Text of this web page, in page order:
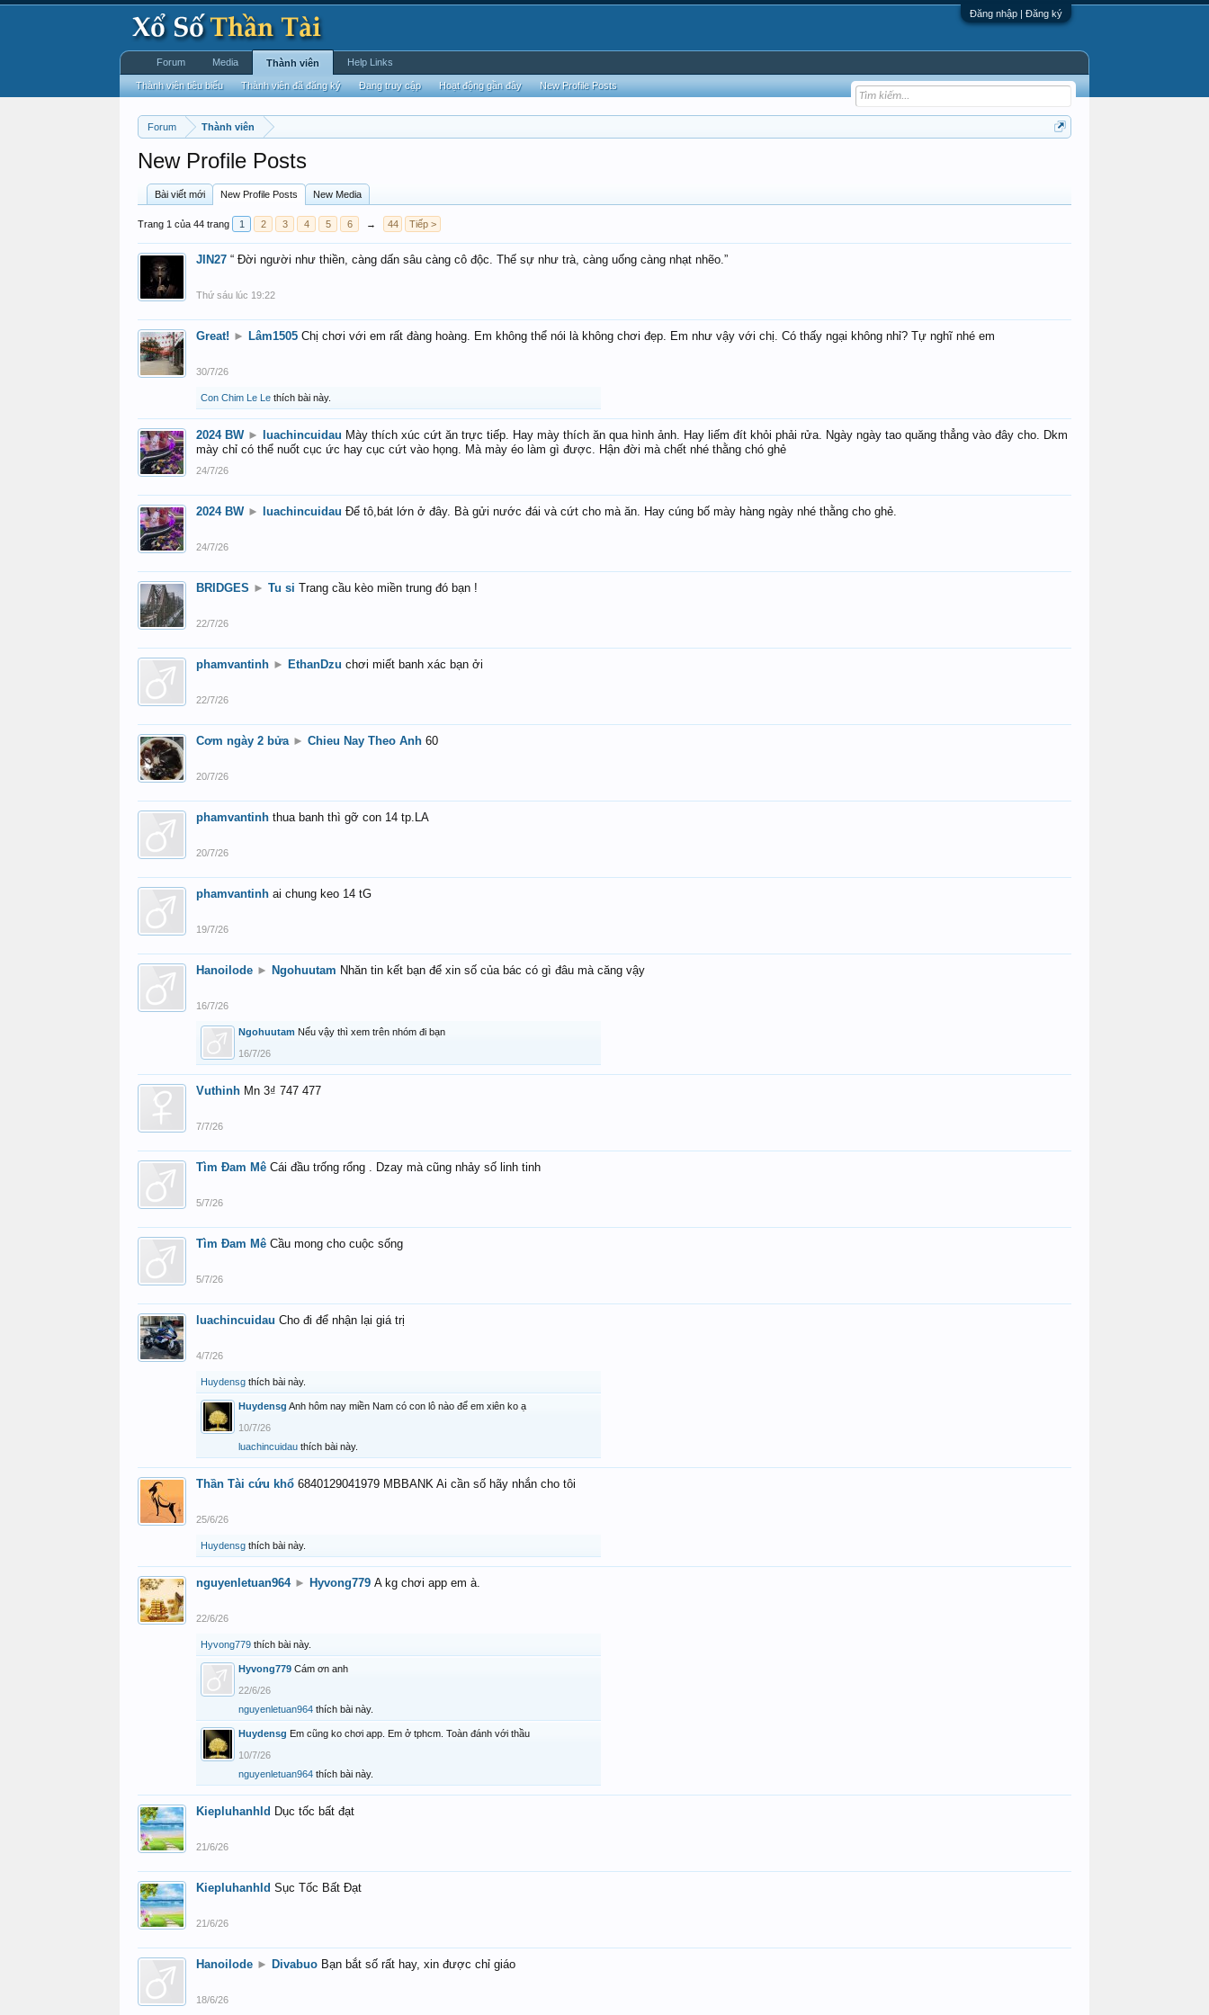
Đăng nhập | Đăng ký
Forum Thành viên
New Profile Posts
Bài viết mới New Profile Posts New Media
Trang 1 của 44 trang 1 2 3 4 5 6 → 44 Tiếp >
JIN27 “ Đời người như thiền, càng dấn sâu càng cô độc. Thế sự như trà, càng uống càng nhạt nhẽo.”
Thứ sáu lúc 19:22
Great! ► Lâm1505 Chị chơi với em rất đàng hoàng. Em không thể nói là không chơi đẹp. Em như vậy với chị. Có thấy ngại không nhỉ? Tự nghĩ nhé em
30/7/26
Con Chim Le Le thích bài này.
2024 BW ► luachincuidau Mày thích xúc cứt ăn trực tiếp. Hay mày thích ăn qua hình ảnh. Hay liếm đít khỏi phải rửa. Ngày ngày tao quăng thẳng vào đây cho. Dkm
mày chỉ có thể nuốt cục ức hay cục cứt vào họng. Mà mày éo làm gì được. Hận đời mà chết nhé thằng chó ghẻ
24/7/26
2024 BW ► luachincuidau Để tô,bát lớn ở đây. Bà gửi nước đái và cứt cho mà ăn. Hay cúng bố mày hàng ngày nhé thằng cho ghẻ.
24/7/26
BRIDGES ► Tu si Trang cầu kèo miền trung đó bạn !
22/7/26
phamvantinh ► EthanDzu chơi miết banh xác bạn ởi
22/7/26
Cơm ngày 2 bửa ► Chieu Nay Theo Anh 60
20/7/26
phamvantinh thua banh thì gỡ con 14 tp.LA
20/7/26
phamvantinh ai chung keo 14 tG
19/7/26
Hanoilode ► Ngohuutam Nhăn tin kết bạn để xin số của bác có gì đâu mà căng vậy
16/7/26
Ngohuutam Nếu vậy thì xem trên nhóm đi bạn
16/7/26
Vuthinh Mn 3₫ 747 477
7/7/26
Tìm Đam Mê Cái đầu trống rổng . Dzay mà cũng nhảy số linh tinh
5/7/26
Tìm Đam Mê Cầu mong cho cuộc sống
5/7/26
luachincuidau Cho đi để nhận lại giá trị
4/7/26
Huydensg thích bài này.
Huydensg Anh hôm nay miền Nam có con lô nào để em xiên ko ạ
10/7/26
luachincuidau thích bài này.
Thần Tài cứu khổ 6840129041979 MBBANK Ai cần số hãy nhắn cho tôi
25/6/26
Huydensg thích bài này.
nguyenletuan964 ► Hyvong779 A kg chơi app em à.
22/6/26
Hyvong779 thích bài này.
Hyvong779 Cám ơn anh
22/6/26
nguyenletuan964 thích bài này.
Huydensg Em cũng ko chơi app. Em ở tphcm. Toàn đánh với thầu
10/7/26
nguyenletuan964 thích bài này.
Kiepluhanhld Dục tốc bất đạt
21/6/26
Kiepluhanhld Sục Tốc Bất Đạt
21/6/26
Hanoilode ► Divabuo Bạn bắt số rất hay, xin được chỉ giáo
18/6/26
Forum Media Thành viên
Thành viên tiêu biểu Thành viên đã đăng ký Đang truy cập Hoạt động gần đây New Profile Posts
Help Links